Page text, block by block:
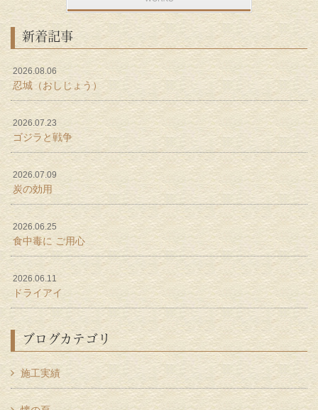
新着記事
2026.08.06
忍城（おしじょう）
2026.07.23
ゴジラと戦争
2026.07.09
炭の効用
2026.06.25
食中毒に ご用心
2026.06.11
ドライアイ
ブログカテゴリ
施工実績